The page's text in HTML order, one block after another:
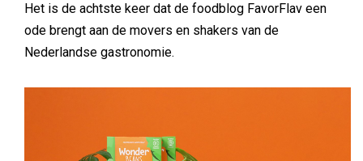
Het is de achtste keer dat de foodblog FavorFlav een
ode brengt aan de movers en shakers van de
Nederlandse gastronomie.